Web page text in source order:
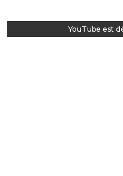
YouTube est